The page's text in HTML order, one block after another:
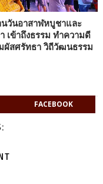
วันอาสาฬหบูชาและ
เข้าถึงธรรม ทำความดี
ผัสศรัทธา วิถีวัฒนธรรม
FACEBOOK